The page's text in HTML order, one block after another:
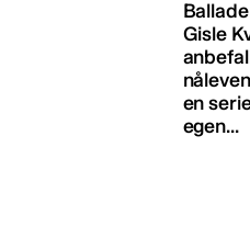
Gisle
en
egen...